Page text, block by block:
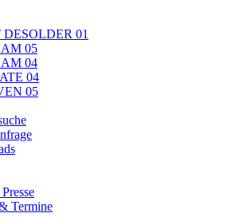
DESOLDER 01
05
04
04
05
Termine